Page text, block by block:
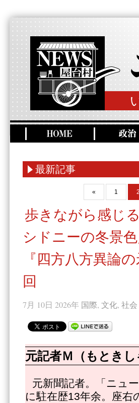
最新記事
« 1 2
歩きながら感じ
シドニーの冬景
『四方八方異論
回
7月 10日 2026年 国際, 文化, 社会
元記者Ｍ（もときし
元新聞記者。「ニュ
に駐在歴13年余。座右